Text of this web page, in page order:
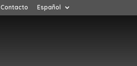
Contacto Español